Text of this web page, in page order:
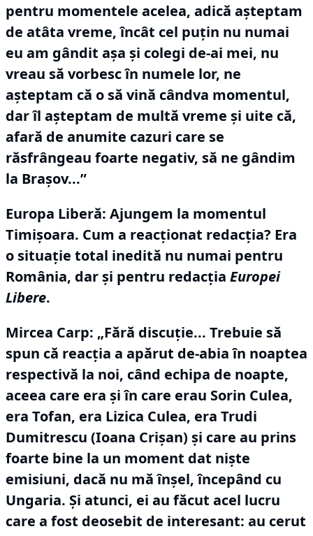
pentru momentele acelea, adică așteptam
de atâta vreme, încât cel puțin nu numai
eu am gândit așa și colegi de-ai mei, nu
vreau să vorbesc în numele lor, ne
așteptam că o să vină cândva momentul,
dar îl așteptam de multă vreme și uite că,
afară de anumite cazuri care se
răsfrângeau foarte negativ, să ne gândim
la Brașov...”
Europa Liberă: Ajungem la momentul
Timișoara. Cum a reacționat redacția? Era
o situație total inedită nu numai pentru
România, dar și pentru redacția Europei
Libere.
Mircea Carp: „Fără discuție... Trebuie să
spun că reacția a apărut de-abia în noaptea
respectivă la noi, când echipa de noapte,
aceea care era și în care erau Sorin Culea,
era Tofan, era Lizica Culea, era Trudi
Dumitrescu (Ioana Crișan) și care au prins
foarte bine la un moment dat niște
emisiuni, dacă nu mă înșel, începând cu
Ungaria. Și atunci, ei au făcut acel lucru
care a fost deosebit de interesant: au cerut